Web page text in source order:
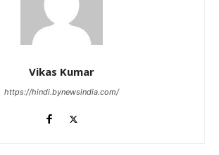
Vikas Kumar
https://hindi.bynewsindia.com/